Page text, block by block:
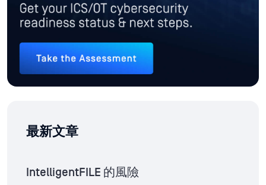
最新文章
IntelligentFILE 的風險